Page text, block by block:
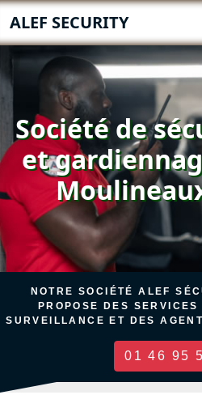
ALEF SECURITY
Société de
et
NOTRE SOCIÉTÉ ALEF
PROPOSE DES
SURVEILLANCE ET DES
01 46 95